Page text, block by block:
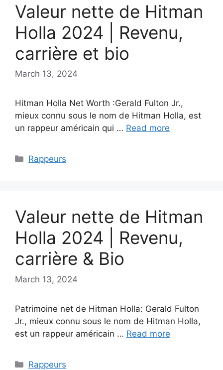
Valeur nette de Hitman
Holla 2024 | Revenu,
carrière et bio
March 13, 2024
Hitman Holla Net Worth :Gerald Fulton Jr.,
mieux connu sous le nom de Hitman Holla, est
un rappeur américain qui … Read more
Categories
Rappeurs
Valeur nette de Hitman
Holla 2024 | Revenu,
carrière & Bio
March 13, 2024
Patrimoine net de Hitman Holla: Gerald Fulton
Jr., mieux connu sous le nom de Hitman Holla,
est un rappeur américain … Read more
Categories
Rappeurs